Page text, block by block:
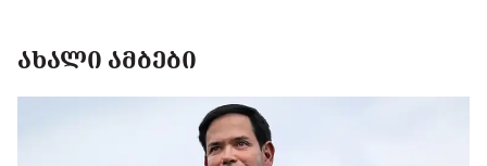
ᲐᲮᲐᲚᲘ ᲐᲛᲑᲔᲑᲘ